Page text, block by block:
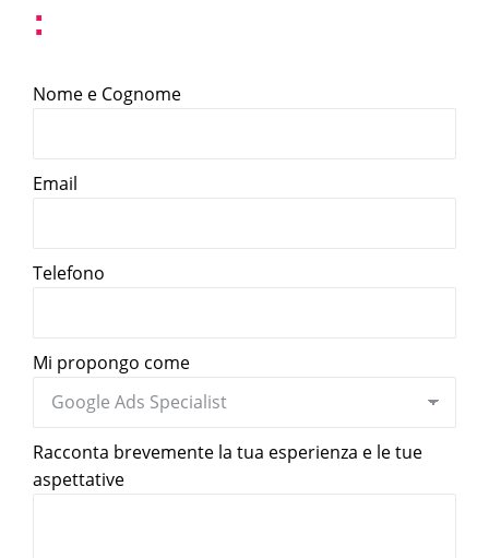
:
Nome e Cognome
Email
Telefono
Mi propongo come
Racconta brevemente la tua esperienza e le tue
aspettative